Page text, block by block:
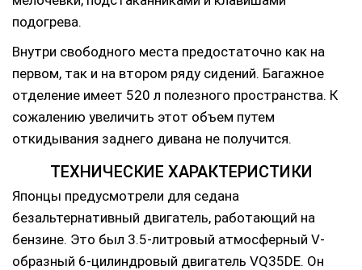
подогрева.
Внутри свободного места предостаточно как на
первом, так и на втором ряду сидений. Багажное
отделение имеет 520 л полезного пространства. К
сожалению увеличить этот объем путем
откидывания заднего дивана не получится.
ТЕХНИЧЕСКИЕ ХАРАКТЕРИСТИКИ
Японцы предусмотрели для седана
безальтернативный двигатель, работающий на
бензине. Это был 3.5-литровый атмосферный V-
образный 6-цилиндровый двигатель VQ35DE. Он